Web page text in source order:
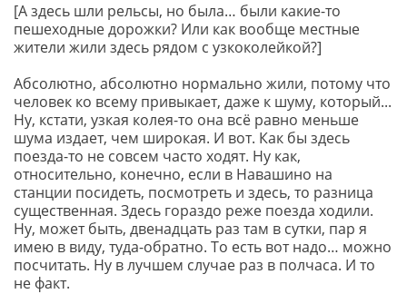
[А здесь шли рельсы, но была… были какие-то
пешеходные дорожки? Или как вообще местные
жители жили здесь рядом с узкоколейкой?]
Абсолютно, абсолютно нормально жили, потому что
человек ко всему привыкает, даже к шуму, который...
Ну, кстати, узкая колея-то она всё равно меньше
шума издает, чем широкая. И вот. Как бы здесь
поезда-то не совсем часто ходят. Ну как,
относительно, конечно, если в Навашино на
станции посидеть, посмотреть и здесь, то разница
существенная. Здесь гораздо реже поезда ходили.
Ну, может быть, двенадцать раз там в сутки, пар я
имею в виду, туда-обратно. То есть вот надо… можно
посчитать. Ну в лучшем случае раз в полчаса. И то
не факт.